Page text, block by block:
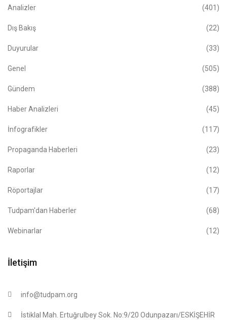
Analizler (401)
Dış Bakış (22)
Duyurular (33)
Genel (505)
Gündem (388)
Haber Analizleri (45)
İnfografikler (117)
Propaganda Haberleri (23)
Raporlar (12)
Röportajlar (17)
Tudpam'dan Haberler (68)
Webinarlar (12)
İletişim
info@tudpam.org
İstiklal Mah. Ertuğrulbey Sok. No:9/20 Odunpazarı/ESKİŞEHİR